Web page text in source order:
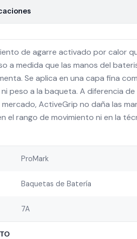
de agarre activado por calor
a medida que las manos del
Se aplica en una capa fina
peso a la baqueta. A diferencia de
ActiveGrip no daña las
el rango de movimiento ni en la
ProMark
Baquetas de Batería
7A